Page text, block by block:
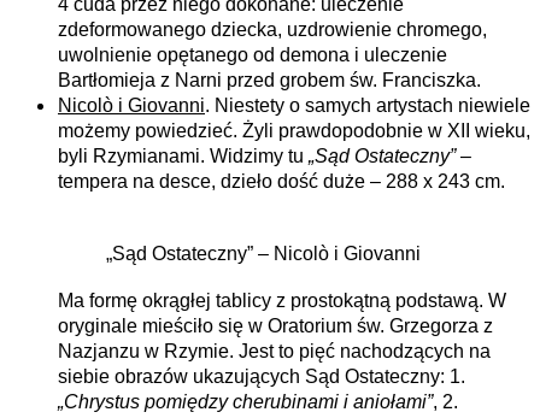
4 cuda przez niego dokonane: uleczenie
zdeformowanego dziecka, uzdrowienie chromego,
uwolnienie opętanego od demona i uleczenie
Bartłomieja z Narni przed grobem św. Franciszka.
Nicolò i Giovanni. Niestety o samych artystach niewiele
możemy powiedzieć. Żyli prawdopodobnie w XII wieku,
byli Rzymianami. Widzimy tu „Sąd Ostateczny”–
tempera na desce, dzieło dość duże – 288 x 243 cm.
„Sąd Ostateczny” – Nicolò i Giovanni
Ma formę okrągłej tablicy z prostokątną podstawą. W
oryginale mieściło się w Oratorium św. Grzegorza z
Nazjanzu w Rzymie. Jest to pięć nachodzących na
siebie obrazów ukazujących Sąd Ostateczny: 1.
„Chrystus pomiędzy cherubinami i aniołami”, 2.